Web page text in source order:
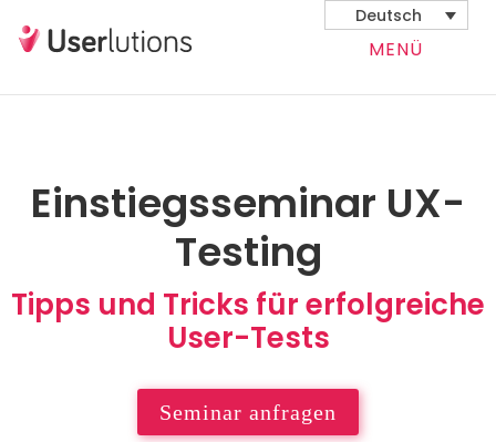
Deutsch
MENÜ
Einstiegsseminar UX-
Testing
Tipps und Tricks für erfolgreiche
User-Tests
Seminar anfragen